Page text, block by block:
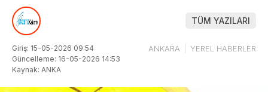
TÜM YAZILARI
Giriş: 15-05-2026 09:54
Güncelleme: 16-05-2026 14:53
Kaynak: ANKA
ANKARA YEREL HABERLER